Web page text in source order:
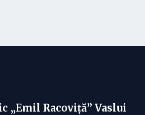
„Emil Racoviță” Vaslui